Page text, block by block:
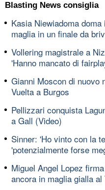
Blasting News consiglia
Kasia Niewiadoma
maglia in un finale da
Vollering magistrale a
'Hanno mancato di
Gianni Moscon di nuovo
Vuelta a Burgos
Pellizzari conquista
a Gall (Video)
Sinner: 'Ho vinto con la
'potenzialmente forse
Miguel Angel Lopez
ancora in maglia gialla al